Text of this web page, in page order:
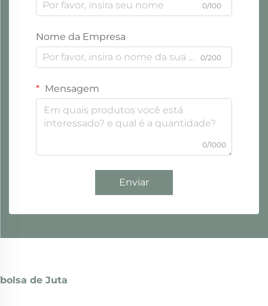
0/100
Nome da Empresa
0/200
Mensagem
0/1000
Enviar
bolsa de Juta